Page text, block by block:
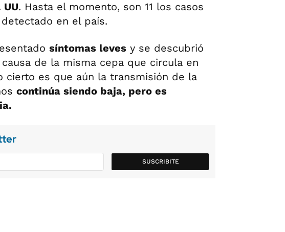
. Hasta el momento, son 11 los casos
en el país.
síntomas leves y se descubrió
de la misma cepa que circula en
cierto es que aún la transmisión de la
continúa siendo baja, pero es
SUSCRIBITE